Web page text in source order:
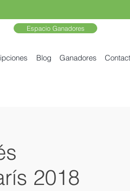
Espacio Ganadores
Blog Ganadores
2018